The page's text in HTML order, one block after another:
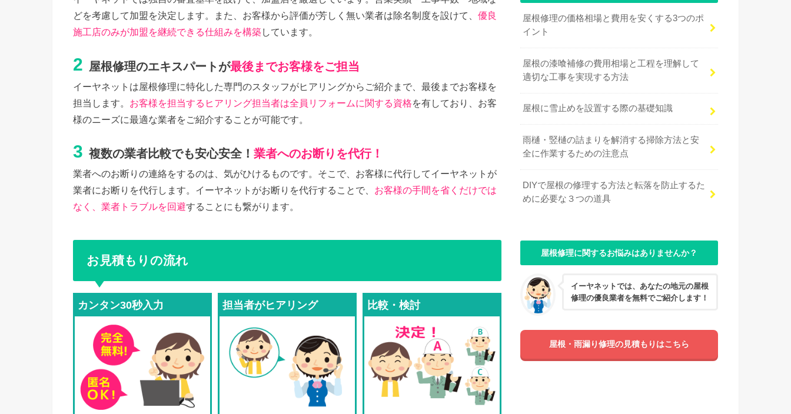
どを考慮して加盟を決定します。また、お客様から評価が芳しく無い業者は除名制度を設けて、 優良
施工店のみが加盟を継続できる仕組みを構築しています。
2 屋根修理のエキスパートが最後までお客様をご担当
イーヤネットは屋根修理に特化した専門のスタッフがヒアリングからご紹介まで、最後までお客様を
担当します。 お客様を担当するヒアリング担当者は全員リフォームに関する資格を有しており、お客
様のニーズに最適な業者をご紹介することが可能です。
3 複数の業者比較でも安心安全！ 業者へのお断りを代行！
業者へのお断りの連絡をするのは、気がひけるものです。そこで、お客様に代行してイーヤネットが
業者にお断りを代行します。イーヤネットがお断りを代行することで、 お客様の手間を省くだけでは
なく、業者トラブルを回避することにも繋がります。
お見積もりの流れ
カンタン30秒入力 担当者がヒアリング 比較・検討
屋根修理の価格相場と費用を安くする3つのポ
イント
屋根の漆喰補修の費用相場と工程を理解して
適切な工事を実現する方法
屋根に雪止めを設置する際の基礎知識
雨樋・竪樋の詰まりを解消する掃除方法と安
全に作業するための注意点
DIYで屋根の修理する方法と転落を防止するた
めに必要な３つの道具
屋根修理に関するお悩みはありませんか？
イーヤネットでは、あなたの地元の屋根
修理の優良業者を無料でご紹介します！
屋根・雨漏り修理の見積もりはこちら